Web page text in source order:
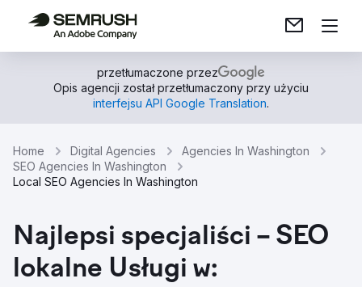
przetłumaczone przez
Opis agencji został przetłumaczony przy użyciu
interfejsu API Google Translation.
Home Digital Agencies
Agencies In Washington
SEO Agencies In Washington
Local SEO Agencies In Washington
Najlepsi specjaliści – SEO
lokalne Usługi w: